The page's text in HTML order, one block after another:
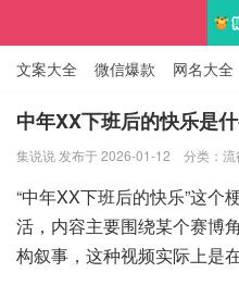
文案大全 微信爆款 网名大全
知识大全
中年XX下班后的快乐是
集说说 发布于 2026-01-12 分类： 流
“中年XX下班后的快乐”这个
活，内容主要围绕某个赛博
构叙事，这种视频实际上是